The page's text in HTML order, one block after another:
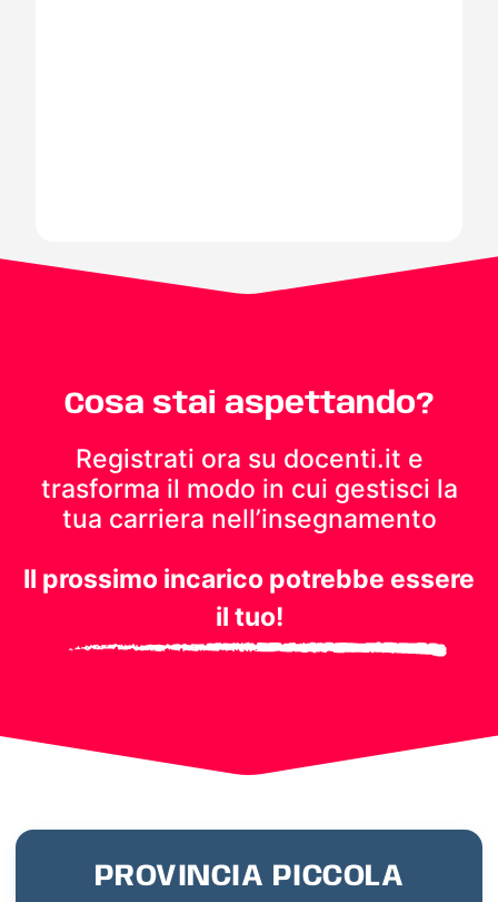
Cosa stai aspettando?
Registrati ora su docenti.it e
trasforma il modo in cui gestisci la
tua carriera nell’insegnamento
Il prossimo incarico potrebbe essere
il tuo!
PROVINCIA PICCOLA